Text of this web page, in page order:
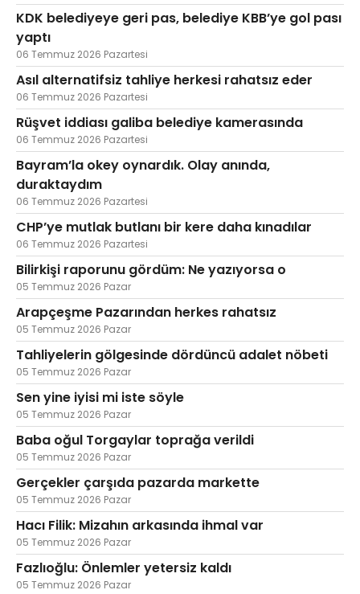
KDK belediyeye geri pas, belediye KBB’ye gol pası
yaptı
06 Temmuz 2026 Pazartesi
Asıl alternatifsiz tahliye herkesi rahatsız eder
06 Temmuz 2026 Pazartesi
Rüşvet iddiası galiba belediye kamerasında
06 Temmuz 2026 Pazartesi
Bayram’la okey oynardık. Olay anında,
duraktaydım
06 Temmuz 2026 Pazartesi
CHP’ye mutlak butlanı bir kere daha kınadılar
06 Temmuz 2026 Pazartesi
Bilirkişi raporunu gördüm: Ne yazıyorsa o
05 Temmuz 2026 Pazar
Arapçeşme Pazarından herkes rahatsız
05 Temmuz 2026 Pazar
Tahliyelerin gölgesinde dördüncü adalet nöbeti
05 Temmuz 2026 Pazar
Sen yine iyisi mi iste söyle
05 Temmuz 2026 Pazar
Baba oğul Torgaylar toprağa verildi
05 Temmuz 2026 Pazar
Gerçekler çarşıda pazarda markette
05 Temmuz 2026 Pazar
Hacı Filik: Mizahın arkasında ihmal var
05 Temmuz 2026 Pazar
Fazlıoğlu: Önlemler yetersiz kaldı
05 Temmuz 2026 Pazar